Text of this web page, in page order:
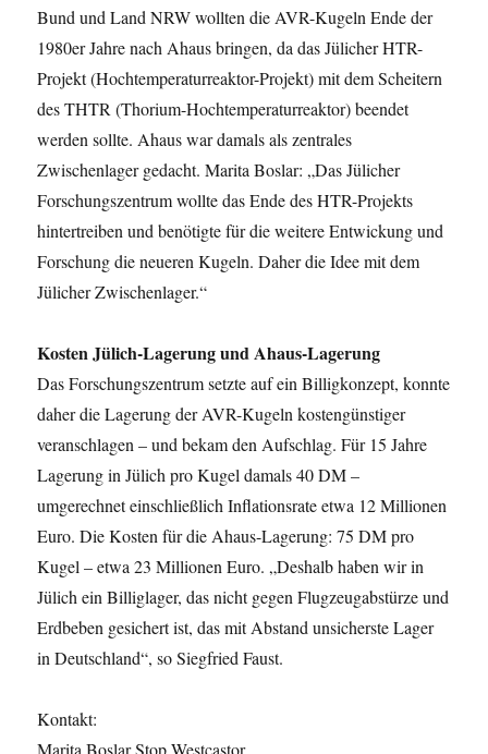
Bund und Land NRW wollten die AVR-Kugeln Ende der
1980er Jahre nach Ahaus bringen, da das Jülicher HTR-
Projekt (Hochtemperaturreaktor-Projekt) mit dem Scheitern
des THTR (Thorium-Hochtemperaturreaktor) beendet
werden sollte. Ahaus war damals als zentrales
Zwischenlager gedacht. Marita Boslar: „Das Jülicher
Forschungszentrum wollte das Ende des HTR-Projekts
hintertreiben und benötigte für die weitere Entwickung und
Forschung die neueren Kugeln. Daher die Idee mit dem
Jülicher Zwischenlager.“
Kosten Jülich-Lagerung und Ahaus-Lagerung
Das Forschungszentrum setzte auf ein Billigkonzept, konnte
daher die Lagerung der AVR-Kugeln kostengünstiger
veranschlagen – und bekam den Aufschlag. Für 15 Jahre
Lagerung in Jülich pro Kugel damals 40 DM –
umgerechnet einschließlich Inflationsrate etwa 12 Millionen
Euro. Die Kosten für die Ahaus-Lagerung: 75 DM pro
Kugel – etwa 23 Millionen Euro. „Deshalb haben wir in
Jülich ein Billiglager, das nicht gegen Flugzeugabstürze und
Erdbeben gesichert ist, das mit Abstand unsicherste Lager
in Deutschland“, so Siegfried Faust.
Kontakt:
Marita Boslar Stop Westcastor